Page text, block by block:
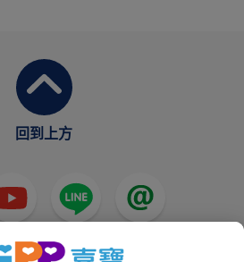
回到上方